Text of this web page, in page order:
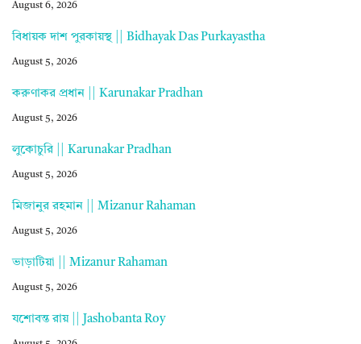
August 6, 2026
বিধায়ক দাশ পুরকায়স্থ || Bidhayak Das Purkayastha
August 5, 2026
করুণাকর প্রধান || Karunakar Pradhan
August 5, 2026
লুকোচুরি || Karunakar Pradhan
August 5, 2026
মিজানুর রহমান || Mizanur Rahaman
August 5, 2026
ভাড়াটিয়া || Mizanur Rahaman
August 5, 2026
যশোবন্ত রায় || Jashobanta Roy